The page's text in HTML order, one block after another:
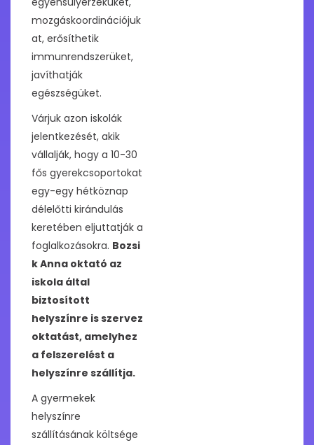
mozgáskoordinációjuk
at, erősíthetik
immunrendszerüket,
javíthatják
egészségüket.
Várjuk azon iskolák
jelentkezését, akik
vállalják, hogy a 10-30
fős gyerekcsoportokat
egy-egy hétköznap
délelőtti kirándulás
keretében eljuttatják a
foglalkozásokra. Bozsi
k Anna oktató az
iskola által
biztosított
helyszínre is szervez
oktatást, amelyhez
a felszerelést a
helyszínre szállítja.
A gyermekek
helyszínre
szállításának költsége